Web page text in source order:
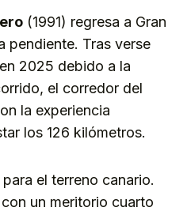
(1991) regresa a Gran
pendiente. Tras verse
2025 debido a la
el corredor del
la experiencia
los 126 kilómetros.
el terreno canario.
un meritorio cuarto